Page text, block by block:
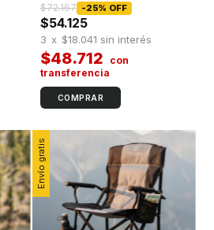
$54.125
-25% OFF
$72.167
$48.712
3 x $18.041 sin interés
COMPRAR
Envío gratis